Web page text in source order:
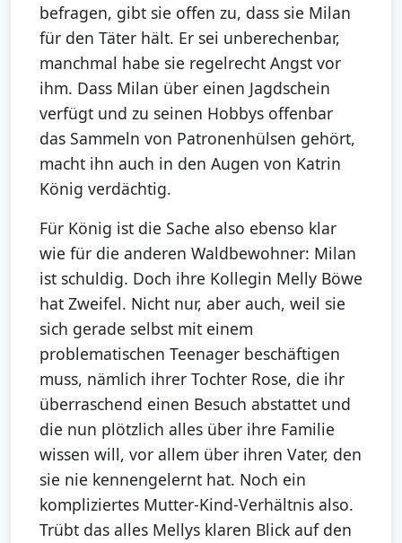
befragen, gibt sie offen zu, dass sie Milan
für den Täter hält. Er sei unberechenbar,
manchmal habe sie regelrecht Angst vor
ihm. Dass Milan über einen Jagdschein
verfügt und zu seinen Hobbys offenbar
das Sammeln von Patronenhülsen gehört,
macht ihn auch in den Augen von Katrin
König verdächtig.
Für König ist die Sache also ebenso klar
wie für die anderen Waldbewohner: Milan
ist schuldig. Doch ihre Kollegin Melly Böwe
hat Zweifel. Nicht nur, aber auch, weil sie
sich gerade selbst mit einem
problematischen Teenager beschäftigen
muss, nämlich ihrer Tochter Rose, die ihr
überraschend einen Besuch abstattet und
die nun plötzlich alles über ihre Familie
wissen will, vor allem über ihren Vater, den
sie nie kennengelernt hat. Noch ein
kompliziertes Mutter-Kind-Verhältnis also.
Trübt das alles Mellys klaren Blick auf den